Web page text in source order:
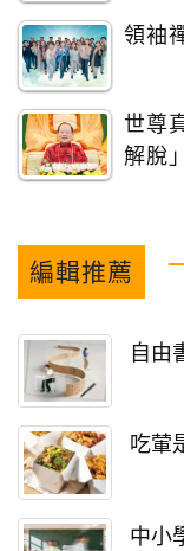
領袖
世尊
解脫」
編輯推薦
自由
吃葷
中小